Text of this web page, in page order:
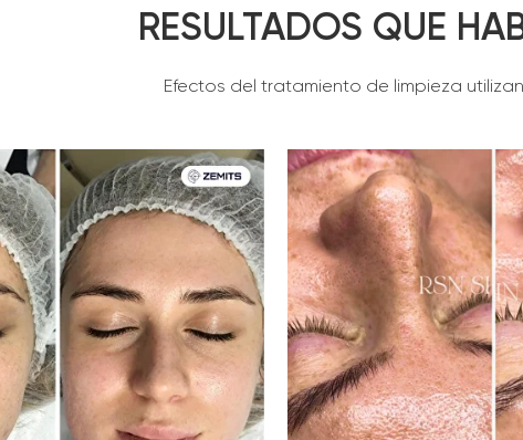
RESULTADOS QUE
Efectos del tratamiento de limpieza